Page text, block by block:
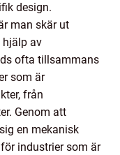
design.
man skär ut
hjälp av
ofta tillsammans
som är
från
Genom att
en mekanisk
industrier som är